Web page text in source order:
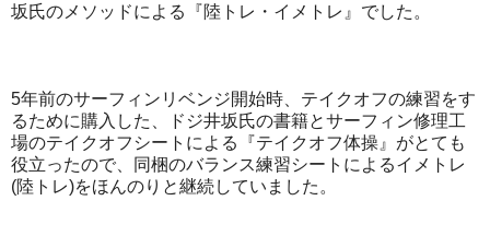
坂氏のメソッドによる『陸トレ・イメトレ』でした。
5年前のサーフィンリベンジ開始時、テイクオフの練習をす
るために購入した、ドジ井坂氏の書籍とサーフィン修理工
場のテイクオフシートによる『テイクオフ体操』がとても
役立ったので、同梱のバランス練習シートによるイメトレ
(陸トレ)をほんのりと継続していました。